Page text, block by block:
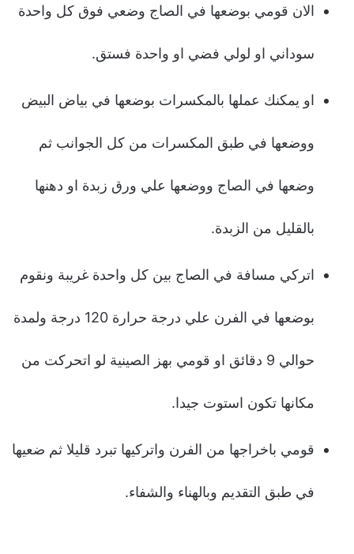
الان قومي بوضعها في الصاج وضعي فوق كل واحدة
سوداني او لولي فضي او واحدة فستق.
او يمكنك عملها بالمكسرات بوضعها في بياض البيض
ووضعها في طبق المكسرات من كل الجوانب ثم
وضعها في الصاج ووضعها علي ورق زبدة او دهنها
بالقليل من الزبدة.
اتركي مسافة في الصاج بين كل واحدة غريبة ونقوم
بوضعها في الفرن علي درجة حرارة 120 درجة ولمدة
حوالي 9 دقائق او قومي بهز الصينية لو اتحركت من
مكانها تكون استوت جيدا.
قومي باخراجها من الفرن واتركيها تبرد قليلا ثم ضعيها
في طبق التقديم وبالهناء والشفاء.